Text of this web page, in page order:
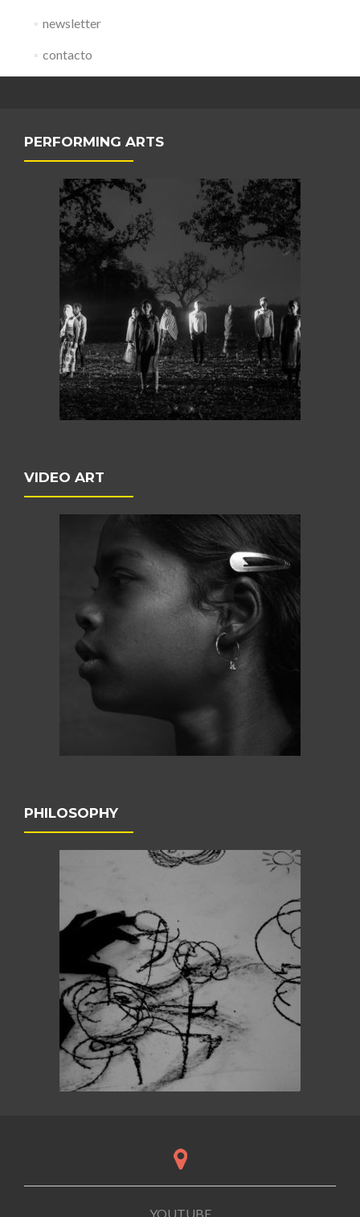
newsletter
contacto
PERFORMING ARTS
VIDEO ART
PHILOSOPHY
YOUTUBE